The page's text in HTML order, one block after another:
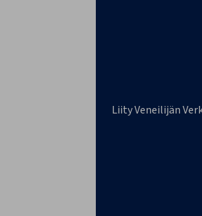
Liity Veneilijän